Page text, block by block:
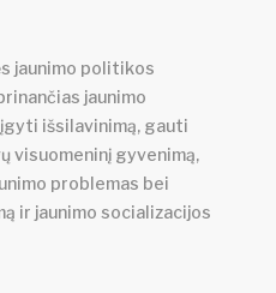
jaunimo politikos
jaunimo
išsilavinimą, gauti
visuomeninį gyvenimą,
problemas bei
ir jaunimo socializacijos